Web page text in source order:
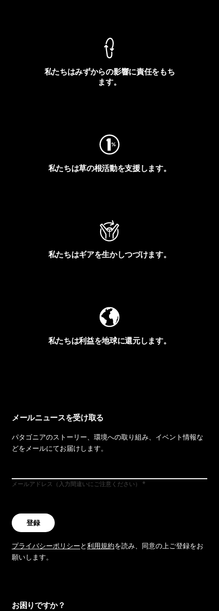
私たちはみずからの影響に責任をもち
ます。
私たちは草の根活動を支援します。
私たちはギアを生かしつづけます。
私たちは利益を地球に還元します。
メールニュースを受け取る
パタゴニアのストーリー、環境への取り組み、イベント情報な
どをメールにてお届けします。
メールアドレス（入力間違いにご注意ください）
登録
プライバシーポリシーと利用規約を読み、同意の上ご登録をお
願いします。
お困りですか？